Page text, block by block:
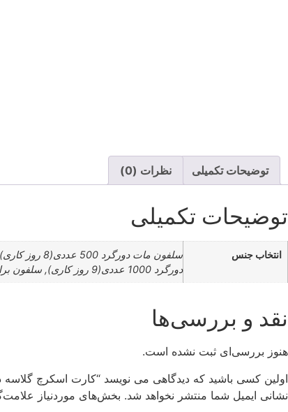
توضیحات تکمیلی نظرات (0)
توضیحات تکمیلی
انتخاب جنس
دورگرد 1000 عددی(9 روز کاری), سلفون براق دورگرد 1000 عددی(5 روز کاری), سلفون مات مربعی 1000 عددی(2 هفته کاری)
نقد و بررسی‌ها
هنوز بررسی‌ای ثبت نشده است.
اولین کسی باشید که دیدگاهی می نویسد “کارت اسکرچ گلاسه
نشانی ایمیل شما منتشر نخواهد شد. بخش‌های موردنیاز